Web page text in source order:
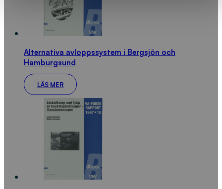
Alternativa avloppssystem i Bergsjön och
Hamburgsund
LÄS MER